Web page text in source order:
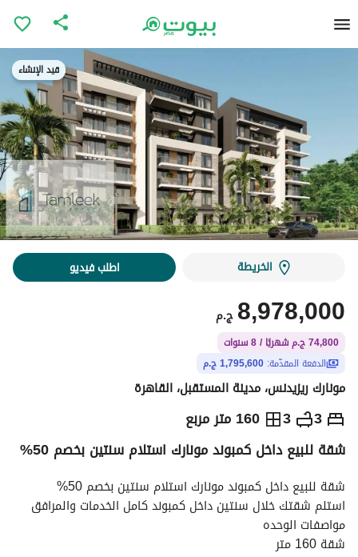
قيد الإنشاء
قيد الإنشاء
الخريطة اطلب فيديو
ج.م 8,978,000
74,800 ج.م شهريًا / 8 سنوات
الدفعة المقدّمة: 1,795,600 ج.م
مونارك ريزيدنس، مدينة المستقبل، القاهرة
3
3 160 متر مربع ج.م 8,978,000
الاماكن القريبة
شقة للبيع داخل كمبوند مونارك استلام سنتين بخصم 50%
شقة للبيع داخل كمبوند مونارك استلام سنتين بخصم 50%
استلم شقتك خلال سنتين داخل كمبوند كامل الخدمات والمرافق
مواصفات الوحده
شقة 160 متر